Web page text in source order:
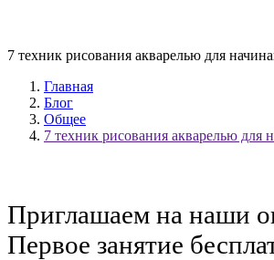
7 техник рисования акварелью для
Главная
Блог
Общее
7 техник рисования акварелью для
Приглашаем на наши
Первое занятие